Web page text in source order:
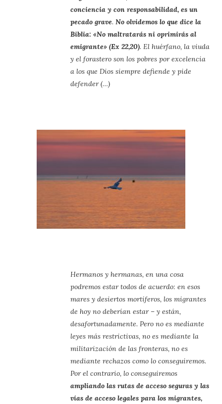
conciencia y con responsabilidad, es un
pecado grave. No olvidemos lo que dice la
Biblia: «No maltratarás ni oprimirás al
emigrante» (Ex 22,20). El huérfano, la viuda
y el forastero son los pobres por excelencia
a los que Dios siempre defiende y pide
defender (…)
Hermanos y hermanas, en una cosa
podremos estar todos de acuerdo: en esos
mares y desiertos mortíferos, los migrantes
de hoy no deberían estar – y están,
desafortunadamente. Pero no es mediante
leyes más restrictivas, no es mediante la
militarización de las fronteras, no es
mediante rechazos como lo conseguiremos.
Por el contrario, lo conseguiremos
ampliando las rutas de acceso seguras y las
vías de acceso legales para los migrantes,